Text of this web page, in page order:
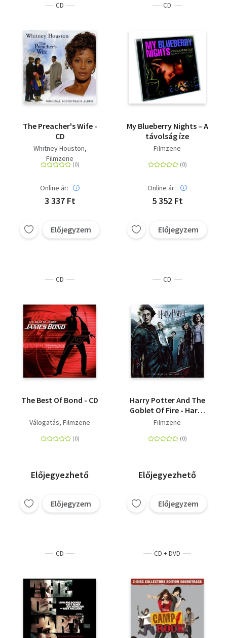
CD
The Preacher's Wife -
CD
Whitney Houston
Filmzene
Online ár:
3 337 Ft
Előjegyzem
CD
My Blueberry Nights – A
távolság íze
Filmzene
Online ár:
5 352 Ft
Előjegyzem
CD
The Best Of Bond - CD
Válogatás Filmzene
Előjegyezhető
Előjegyzem
CD
Harry Potter And The
Goblet Of Fire - Harry
Potter és a tűz serlege
Filmzene
Előjegyezhető
Előjegyzem
CD CD + DVD